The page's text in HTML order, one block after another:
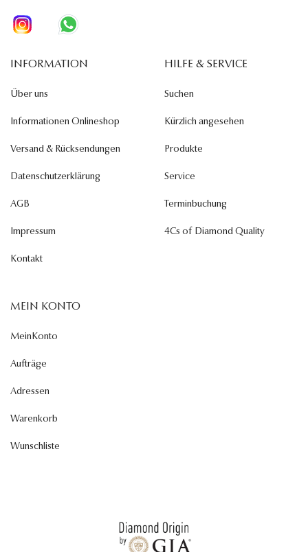
INFORMATION
Über uns
Informationen Onlineshop
Versand & Rücksendungen
Datenschutzerklärung
AGB
Impressum
Kontakt
HILFE & SERVICE
Suchen
Kürzlich angesehen
Produkte
Service
Terminbuchung
4Cs of Diamond Quality
MEIN KONTO
MeinKonto
Aufträge
Adressen
Warenkorb
Wunschliste